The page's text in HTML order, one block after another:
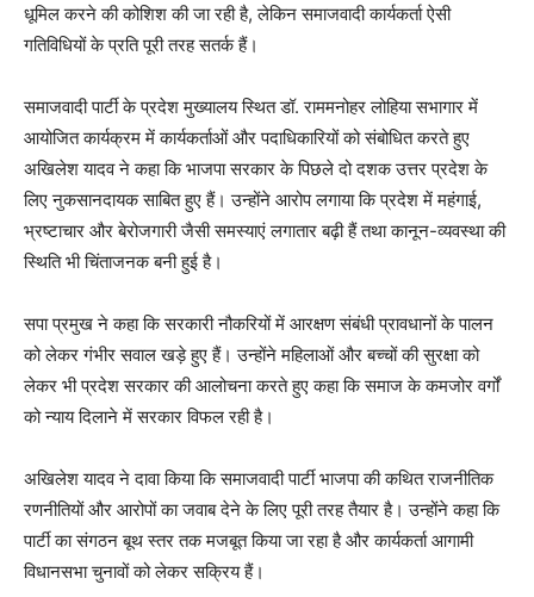
धूमिल करने की कोशिश की जा रही है, लेकिन समाजवादी कार्यकर्ता ऐसी
गतिविधियों के प्रति पूरी तरह सतर्क हैं।
समाजवादी पार्टी के प्रदेश मुख्यालय स्थित डॉ. राममनोहर लोहिया सभागार में
आयोजित कार्यक्रम में कार्यकर्ताओं और पदाधिकारियों को संबोधित करते हुए
अखिलेश यादव ने कहा कि भाजपा सरकार के पिछले दो दशक उत्तर प्रदेश के
लिए नुकसानदायक साबित हुए हैं। उन्होंने आरोप लगाया कि प्रदेश में महंगाई,
भ्रष्टाचार और बेरोजगारी जैसी समस्याएं लगातार बढ़ी हैं तथा कानून-व्यवस्था की
स्थिति भी चिंताजनक बनी हुई है।
सपा प्रमुख ने कहा कि सरकारी नौकरियों में आरक्षण संबंधी प्रावधानों के पालन
को लेकर गंभीर सवाल खड़े हुए हैं। उन्होंने महिलाओं और बच्चों की सुरक्षा को
लेकर भी प्रदेश सरकार की आलोचना करते हुए कहा कि समाज के कमजोर वर्गों
को न्याय दिलाने में सरकार विफल रही है।
अखिलेश यादव ने दावा किया कि समाजवादी पार्टी भाजपा की कथित राजनीतिक
रणनीतियों और आरोपों का जवाब देने के लिए पूरी तरह तैयार है। उन्होंने कहा कि
पार्टी का संगठन बूथ स्तर तक मजबूत किया जा रहा है और कार्यकर्ता आगामी
विधानसभा चुनावों को लेकर सक्रिय हैं।